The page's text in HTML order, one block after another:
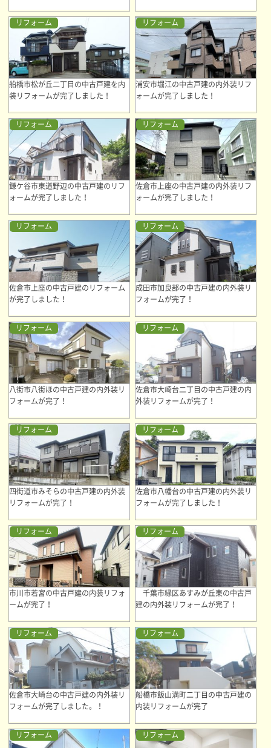
リフォーム
船橋市松が丘二丁目の中古戸建を内
装リフォームが完了しました！
リフォーム
浦安市堀江の中古戸建の内外装リフ
ォームが完了しました！
リフォーム
鎌ケ谷市東道野辺の中古戸建のリフ
ォームが完了しました！
リフォーム
佐倉市上座の中古戸建の内外装リフ
ォームが完了しました！
リフォーム
佐倉市上座の中古戸建のリフォーム
が完了しました！
リフォーム
成田市加良部の中古戸建の内外装リ
フォームが完了！
リフォーム
八街市八街ほの中古戸建の内外装リ
フォームが完了！
リフォーム
佐倉市大崎台二丁目の中古戸建の内
外装リフォームが完了！
リフォーム
四街道市みそらの中古戸建の内外装
リフォームが完了！
リフォーム
佐倉市八幡台の中古戸建の内外装リ
フォームが完了しました！
リフォーム
市川市若宮の中古戸建の内装リフォ
ームが完了！
リフォーム
千葉市緑区あすみが丘東の中古戸
建の内外装リフォームが完了！
リフォーム
佐倉市大崎台の中古戸建の内外装リ
フォームが完了しました。！
リフォーム
船橋市飯山満町二丁目の中古戸建の
内装リフォームが完了
リフォーム リフォーム